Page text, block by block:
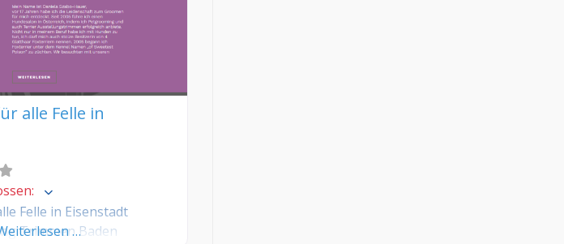
alle Felle in
:
Felle in Eisenstadt
Trimmen Baden
…